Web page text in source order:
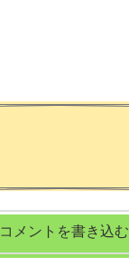
コメントを書き込む